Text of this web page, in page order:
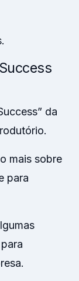
da
mais sobre
para